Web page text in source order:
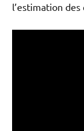
l’estimation